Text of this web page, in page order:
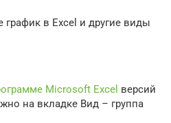
график в Excel и другие виды
Microsoft Excel версий
на вкладке Вид – группа